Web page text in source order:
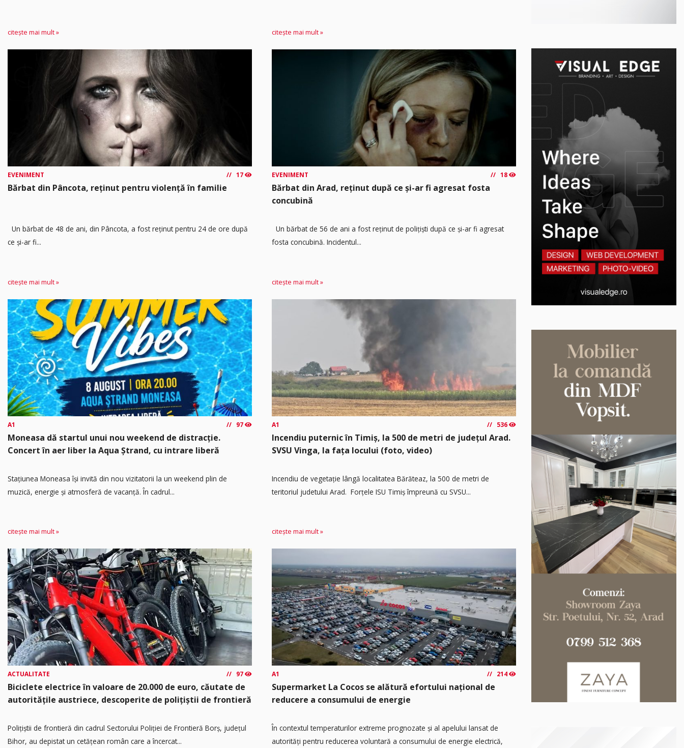
citește mai mult » citește mai mult »
EVENIMENT 17
Bărbat din Pâncota, reținut pentru violență în familie
Un bărbat de 48 de ani, din Pâncota, a fost reținut pentru 24 de ore după
ce și-ar fi...
citește mai mult »
EVENIMENT 18
Bărbat din Arad, reținut după ce și-ar fi agresat fosta
concubină
Un bărbat de 56 de ani a fost reținut de polițiști după ce și-ar fi agresat
fosta concubină. Incidentul...
citește mai mult »
A1 97
Moneasa dă startul unui nou weekend de distracție.
Concert în aer liber la Aqua Ștrand, cu intrare liberă
Stațiunea Moneasa își invită din nou vizitatorii la un weekend plin de
muzică, energie și atmosferă de vacanță. În cadrul...
citește mai mult »
A1 536
Incendiu puternic în Timiș, la 500 de metri de județul Arad.
SVSU Vinga, la fața locului (foto, video)
Incendiu de vegetație lângă localitatea Bărăteaz, la 500 de metri de
teritoriul judetului Arad. Forțele ISU Timiș împreună cu SVSU...
citește mai mult »
ACTUALITATE 97
Biciclete electrice în valoare de 20.000 de euro, căutate de
autoritățile austriece, descoperite de polițiștii de frontieră
Poliţiştii de frontieră din cadrul Sectorului Poliției de Frontieră Borș, județul
Bihor, au depistat un cetățean român care a încercat...
A1 214
Supermarket La Cocos se alătură efortului național de
reducere a consumului de energie
În contextul temperaturilor extreme prognozate și al apelului lansat de
autorități pentru reducerea voluntară a consumului de energie electrică,